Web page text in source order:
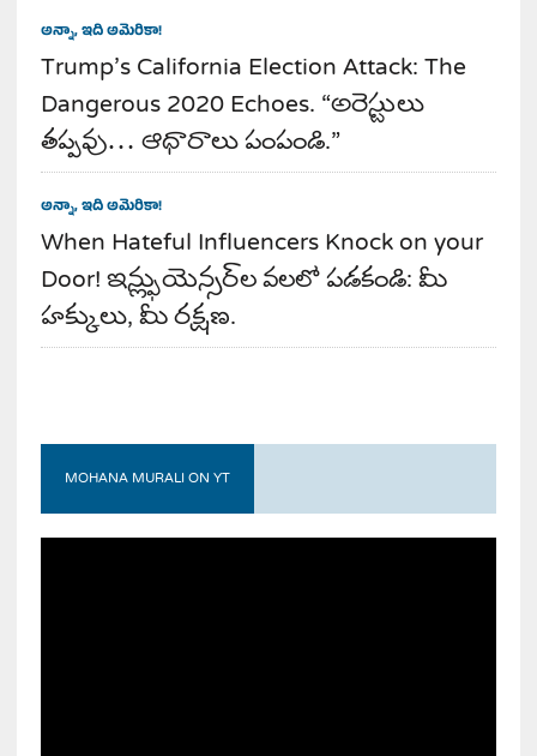
అన్నా, ఇది అమెరికా!
Trump’s California Election Attack: The
Dangerous 2020 Echoes. “అరెస్టులు
తప్పవు… ఆధారాలు పంపండి.”
అన్నా, ఇది అమెరికా!
When Hateful Influencers Knock on your
Door! ఇన్ఫ్లుయెన్సర్‌ల వలలో పడకండి: మీ
హక్కులు, మీ రక్షణ.
MOHANA MURALI ON YT